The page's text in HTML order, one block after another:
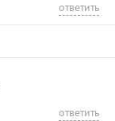
ответить
ответить